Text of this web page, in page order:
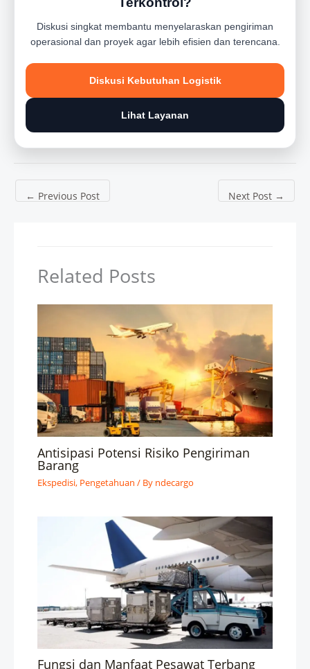
Diskusi singkat membantu menyelaraskan pengiriman
operasional dan proyek agar lebih efisien dan terencana.
Diskusi Kebutuhan Logistik
Lihat Layanan
← Previous Post Next Post →
Related Posts
Antisipasi Potensi Risiko Pengiriman
Barang
Ekspedisi, Pengetahuan / By ndecargo
Fungsi dan Manfaat Pesawat Terbang